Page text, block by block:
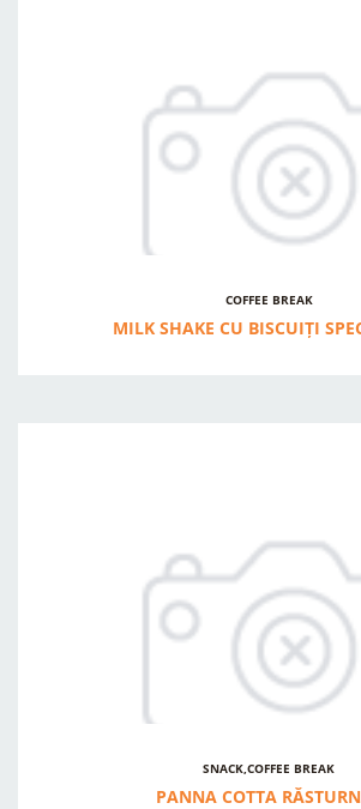
COFFEE BREAK
MILK SHAKE CU BISCUIȚI
SNACK,COFFEE BREAK
PANNA COTTA